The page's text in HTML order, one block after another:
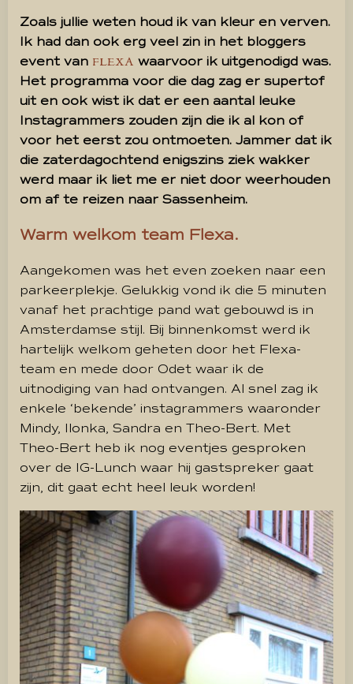
Zoals jullie weten houd ik van kleur en verven.
Ik had dan ook erg veel zin in het bloggers
event van FLEXA waarvoor ik uitgenodigd was.
Het programma voor die dag zag er supertof
uit en ook wist ik dat er een aantal leuke
Instagrammers zouden zijn die ik al kon of
voor het eerst zou ontmoeten. Jammer dat ik
die zaterdagochtend enigszins ziek wakker
werd maar ik liet me er niet door weerhouden
om af te reizen naar Sassenheim.
Warm welkom team Flexa.
Aangekomen was het even zoeken naar een
parkeerplekje. Gelukkig vond ik die 5 minuten
vanaf het prachtige pand wat gebouwd is in
Amsterdamse stijl. Bij binnenkomst werd ik
hartelijk welkom geheten door het Flexa-
team en mede door Odet waar ik de
uitnodiging van had ontvangen. Al snel zag ik
enkele ‘bekende’ instagrammers waaronder
Mindy, Ilonka, Sandra en Theo-Bert. Met
Theo-Bert heb ik nog eventjes gesproken
over de IG-Lunch waar hij gastspreker gaat
zijn, dit gaat echt heel leuk worden!